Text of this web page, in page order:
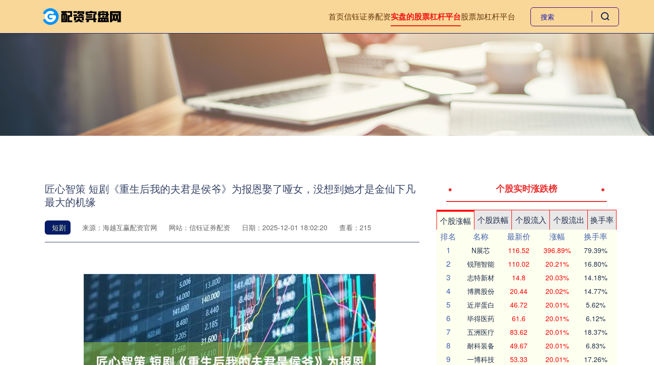
首页信钰证券配资实盘的股票杠杆平台股票加杠杆平台
匠心智策 短剧《重生后我的夫君是侯爷》为报恩娶了哑女，没想到她才是金仙下凡
最大的机缘
短剧 来源：海越互赢配资官网 网站：信钰证券配资 日期：2025-12-01 18:02:20 查看：215
个股实时涨跌榜
个股涨幅 个股跌幅 个股流入 个股流出
换手率
排名
名称 最新价 涨幅
换手率
1
N展芯 116.52 396.89% 79.39%
2 锐翔智能 110.02 20.21% 16.80%
3 志特新材 14.8 20.03% 14.18%
4 博腾股份 20.44 20.02% 14.77%
5 近岸蛋白 46.72 20.01% 5.62%
6 毕得医药 61.6 20.01% 6.12%
7 五洲医疗 83.62 20.01% 18.37%
8 耐科装备 49.67 20.01% 6.83%
9 一博科技 53.33 20.01% 17.26%